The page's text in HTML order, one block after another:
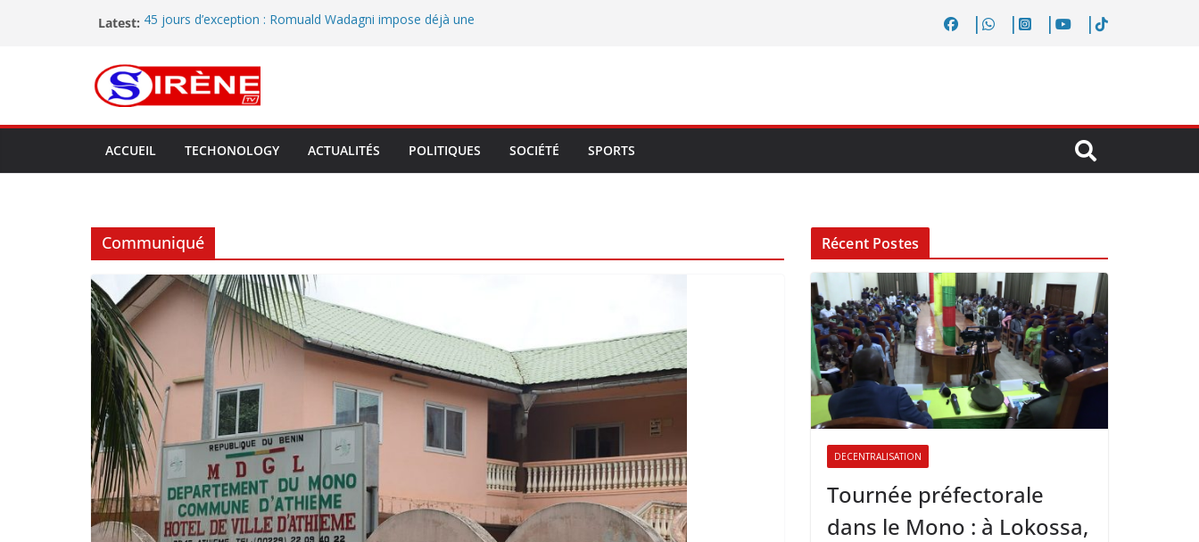
Latest: 45 jours d’exception : Romuald Wadagni impose déjà une
met en lumière les performances de la commune et trace les
perspectives d’avenir
Dédékpoè élève sa voix : entre prières et plaidoyer, la
population appelle les autorités à agir
Installation officielle des coordinations de l’Atlantique et du
ACCUEIL TECHONOLOGY ACTUALITÉS POLITIQUES SOCIÉTÉ SPORTS
Communiqué Récent Postes
DECENTRALISATION
Tournée préfectorale
dans le Mono : à Lokossa,